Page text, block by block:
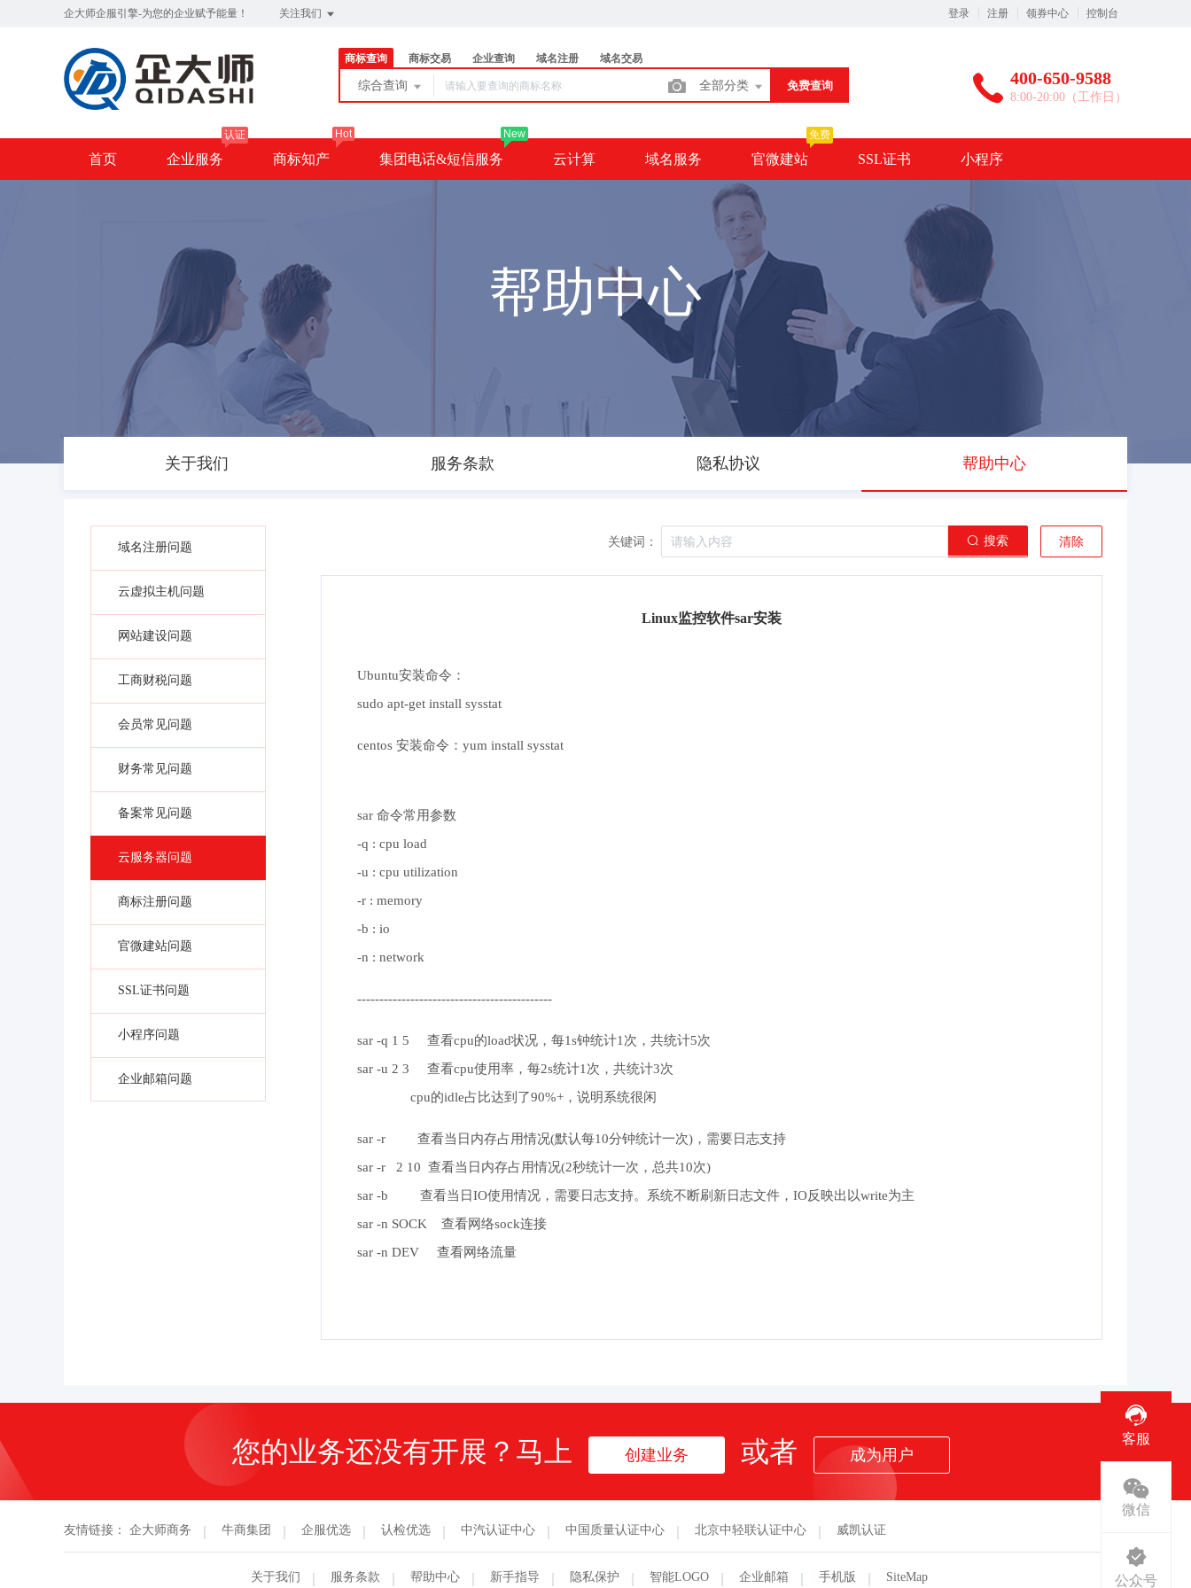
企大师企服引擎-为您的企业赋予能量！ 关注我们 登录 注册 领券中心 控制台
商标查询 商标交易 企业查询 域名注册 域名交易
综合查询 全部分类 免费查询 400-650-9588
8:00-20:00（工作日）
首页 企业服务
认证
商标知产
Hot
集团电话&短信服务
New
云计算 域名服务 官微建站
免费
SSL证书 小程序
帮助中心
关于我们 服务条款 隐私协议 帮助中心
域名注册问题
云虚拟主机问题
网站建设问题
工商财税问题
会员常见问题
财务常见问题
备案常见问题
云服务器问题
商标注册问题
官微建站问题
SSL证书问题
小程序问题
企业邮箱问题
关键词： 搜索 清除
Linux监控软件sar安装
Ubuntu安装命令：
sudo apt-get install sysstat
centos 安装命令：yum install sysstat
sar 命令常用参数
-q : cpu load
-u : cpu utilization
-r : memory
-b : io
-n : network
--------------------------------------------
sar -q 1 5 查看cpu的load状况，每1s钟统计1次，共统计5次
sar -u 2 3 查看cpu使用率，每2s统计1次，共统计3次
cpu的idle占比达到了90%+，说明系统很闲
sar -r 查看当日内存占用情况(默认每10分钟统计一次)，需要日志支持
sar -r 2 10 查看当日内存占用情况(2秒统计一次，总共10次)
sar -b 查看当日IO使用情况，需要日志支持。系统不断刷新日志文件，IO反映出以write为主
sar -n SOCK 查看网络sock连接
sar -n DEV 查看网络流量
您的业务还没有开展？马上 创建业务 或者 成为用户
友情链接： 企大师商务 牛商集团 企服优选 认检优选 中汽认证中心 中国质量认证中心 北京中轻联认证中心 威凯认证
关于我们 服务条款 帮助中心 新手指导 隐私保护 智能LOGO 企业邮箱 手机版 SiteMap
客服
微信
公众号